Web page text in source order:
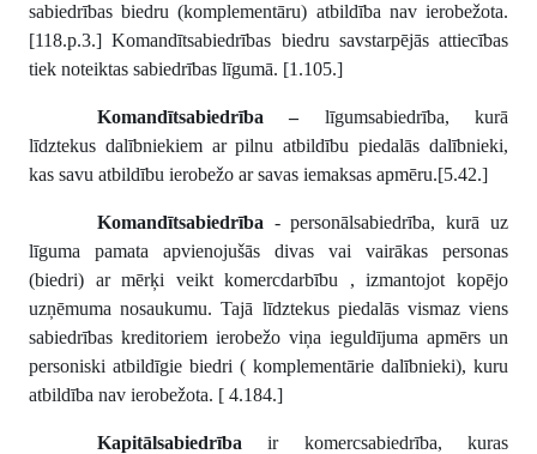
sabiedrības biedru (komplementāru) atbildība nav ierobežota.
[118.p.3.] Komandītsabiedrības biedru savstarpējās attiecības
tiek noteiktas sabiedrības līgumā. [1.105.]
Komandītsabiedrība – līgumsabiedrība, kurā
līdztekus dalībniekiem ar pilnu atbildību piedalās dalībnieki,
kas savu atbildību ierobežo ar savas iemaksas apmēru.[5.42.]
Komandītsabiedrība - personālsabiedrība, kurā uz
līguma pamata apvienojušās divas vai vairākas personas
(biedri) ar mērķi veikt komercdarbību , izmantojot kopējo
uzņēmuma nosaukumu. Tajā līdztekus piedalās vismaz viens
sabiedrības kreditoriem ierobežo viņa ieguldījuma apmērs un
personiski atbildīgie biedri ( komplementārie dalībnieki), kuru
atbildība nav ierobežota. [ 4.184.]
Kapitālsabiedrība ir komercsabiedrība, kuras